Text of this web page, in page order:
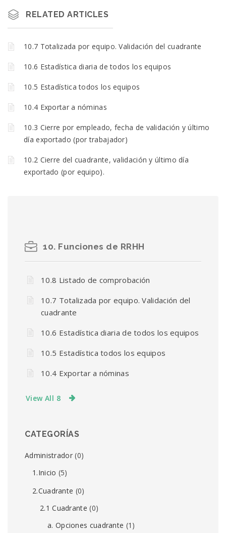
RELATED ARTICLES
10.7 Totalizada por equipo. Validación del cuadrante
10.6 Estadística diaria de todos los equipos
10.5 Estadística todos los equipos
10.4 Exportar a nóminas
10.3 Cierre por empleado, fecha de validación y último
día exportado (por trabajador)
10.2 Cierre del cuadrante, validación y último día
exportado (por equipo).
10. Funciones de RRHH
10.8 Listado de comprobación
10.7 Totalizada por equipo. Validación del
cuadrante
10.6 Estadística diaria de todos los equipos
10.5 Estadística todos los equipos
10.4 Exportar a nóminas
View All 8
CATEGORÍAS
Administrador(0)
1.Inicio (5)
2.Cuadrante (0)
2.1 Cuadrante (0)
a. Opciones cuadrante (1)